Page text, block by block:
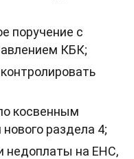
поручение с
КБК;
косвенным
раздела 4;
недоплаты на ЕНС,